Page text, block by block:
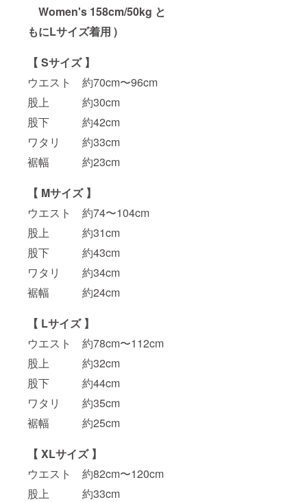
Women's 158cm/50kg と
もにLサイズ着用 )
【 Sサイズ 】
ウエスト 約70cm〜96cm
股上 約30cm
股下 約42cm
ワタリ 約33cm
裾幅 約23cm
【 Mサイズ 】
ウエスト 約74〜104cm
股上 約31cm
股下 約43cm
ワタリ 約34cm
裾幅 約24cm
【 Lサイズ 】
ウエスト 約78cm〜112cm
股上 約32cm
股下 約44cm
ワタリ 約35cm
裾幅 約25cm
【 XLサイズ 】
ウエスト 約82cm〜120cm
股上 約33cm